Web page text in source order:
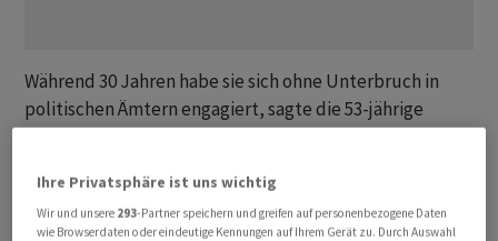
Während 30 Jahren habe sie sich ohne Unterbruch in
politischen Ämtern engagiert, sagte die 53-jährige
doch nun wolle sie sich stärker auf ihren Beruf
fokussieren.
Ihre Privatsphäre ist uns wichtig
Wir und unsere 293-Partner speichern und greifen auf personenbezogene Daten
wie Browserdaten oder eindeutige Kennungen auf Ihrem Gerät zu. Durch Auswahl